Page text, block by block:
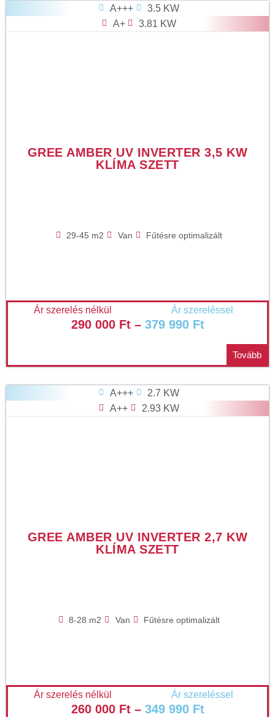
A+++
3.5 KW
A+
3.81 KW
GREE AMBER UV INVERTER 3,5 KW
KLÍMA SZETT
29-45 m2 Van Fűtésre optimalizált
Ár szerelés nélkül Ár szereléssel
290 000 Ft– 379 990 Ft
Tovább
A+++
2.7 KW
A++
2.93 KW
GREE AMBER UV INVERTER 2,7 KW
KLÍMA SZETT
8-28 m2 Van Fűtésre optimalizált
Ár szerelés nélkül Ár szereléssel
260 000 Ft– 349 990 Ft